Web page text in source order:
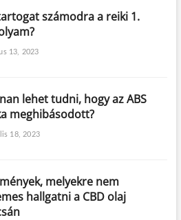
számodra a reiki 1.
13, 2023
lehet tudni, hogy az ABS
meghibásodott?
18, 2023
melyekre nem
hallgatni a CBD olaj